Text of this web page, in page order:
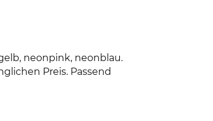
neonpink, neonblau.
Preis. Passend